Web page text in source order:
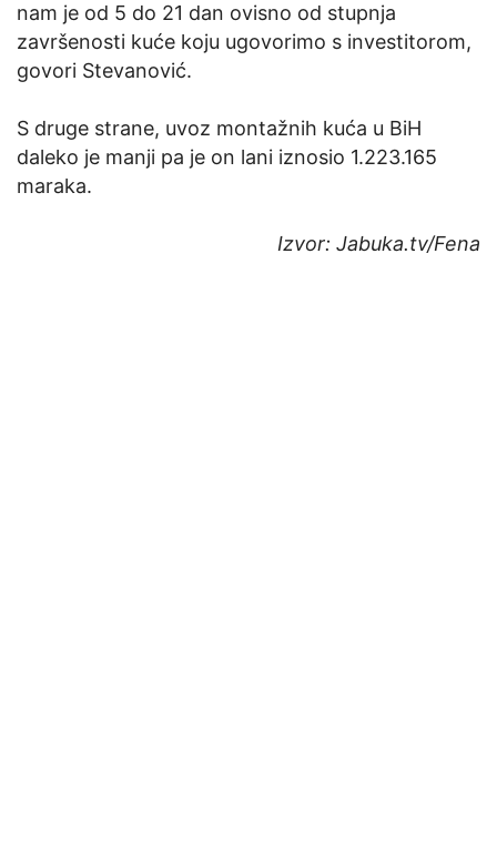
nam je od 5 do 21 dan ovisno od stupnja
završenosti kuće koju ugovorimo s investitorom,
govori Stevanović.
S druge strane, uvoz montažnih kuća u BiH
daleko je manji pa je on lani iznosio 1.223.165
maraka.
Izvor: Jabuka.tv/Fena